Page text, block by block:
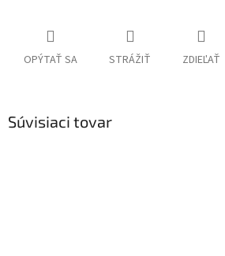
OPÝTAŤ SA STRÁŽIŤ ZDIEĽAŤ
Súvisiaci tovar